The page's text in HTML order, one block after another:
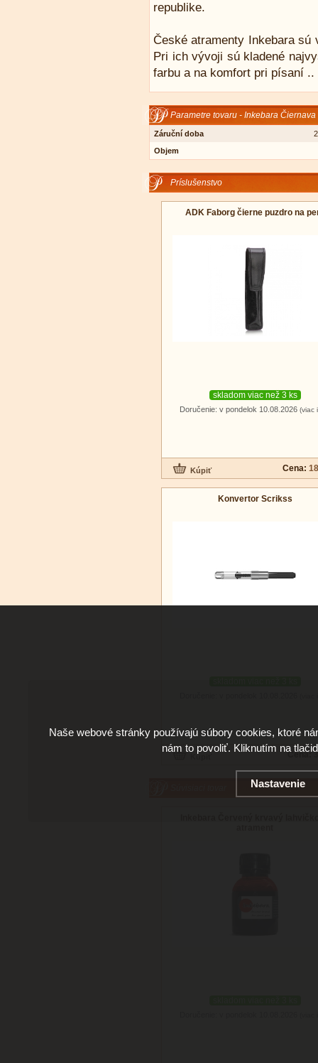
republike.
České atramenty Inkebara
Pri ich vývoji sú kladené
farbu a na komfort pri písaní ..
Parametre tovaru - Inkebara
Záruční doba
Objem
Príslušenstvo
ADK Faborg čierne puzdro na
skladom viac než 3 ks
Doručenie: v pondelok 10.08.2026 (viac
Cena:
Konvertor Scrikss
Cena:
Naše webové stránky používajú súbory cookies, ktoré
nám to povoliť. Kliknutím na
Nastavenie